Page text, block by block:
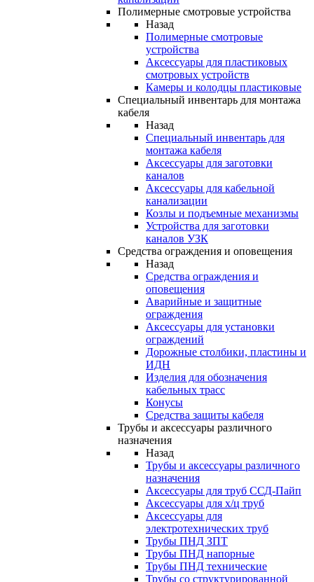
Полимерные смотровые устройства
Назад
Полимерные смотровые
устройства
Аксессуары для пластиковых
смотровых устройств
Камеры и колодцы пластиковые
Специальный инвентарь для монтажа
кабеля
Назад
Специальный инвентарь для
монтажа кабеля
Аксессуары для заготовки
каналов
Аксессуары для кабельной
канализации
Козлы и подъемные механизмы
Устройства для заготовки
каналов УЗК
Средства ограждения и оповещения
Назад
Средства ограждения и
оповещения
Аварийные и защитные
ограждения
Аксессуары для установки
ограждений
Дорожные столбики, пластины и
ИДН
Изделия для обозначения
кабельных трасс
Конусы
Средства защиты кабеля
Трубы и аксессуары различного
назначения
Назад
Трубы и аксессуары различного
назначения
Аксессуары для труб ССД-Пайп
Аксессуары для х/ц труб
Аксессуары для
электротехнических труб
Трубы ПНД ЗПТ
Трубы ПНД напорные
Трубы ПНД технические
Трубы со структурированной